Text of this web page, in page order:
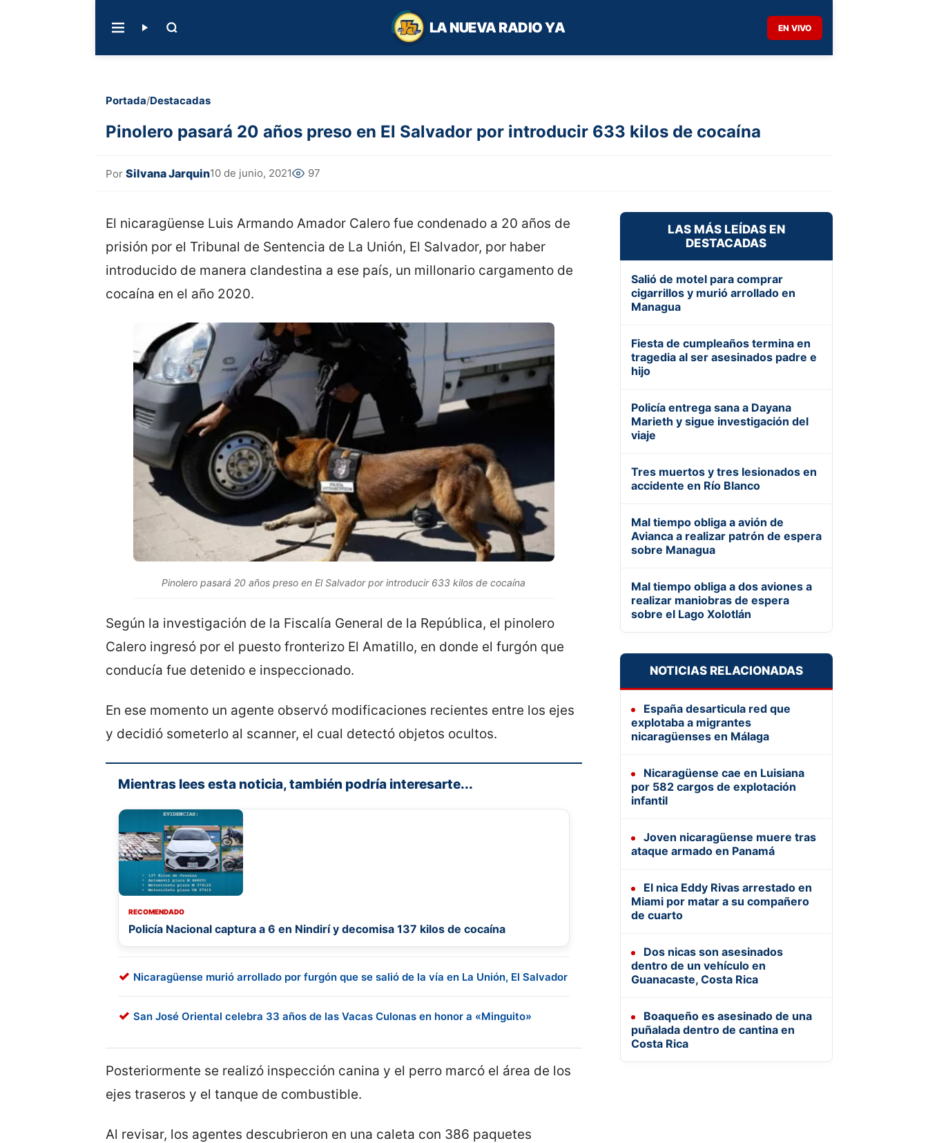
LA NUEVA RADIO YA EN VIVO
Portada/Destacadas
Pinolero pasará 20 años preso en El Salvador por introducir 633 kilos de cocaína
Por Silvana Jarquin10 de junio, 2021 97
El nicaragüense Luis Armando Amador Calero fue condenado a 20 años de
prisión por el Tribunal de Sentencia de La Unión, El Salvador, por haber
introducido de manera clandestina a ese país, un millonario cargamento de
cocaína en el año 2020.
Pinolero pasará 20 años preso en El Salvador por introducir 633 kilos de cocaína
Según la investigación de la Fiscalía General de la República, el pinolero
Calero ingresó por el puesto fronterizo El Amatillo, en donde el furgón que
conducía fue detenido e inspeccionado.
En ese momento un agente observó modificaciones recientes entre los ejes
y decidió someterlo al scanner, el cual detectó objetos ocultos.
Mientras lees esta noticia, también podría interesarte...
RECOMENDADO
Policía Nacional captura a 6 en Nindirí y decomisa 137 kilos de cocaína
Nicaragüense murió arrollado por furgón que se salió de la vía en La Unión, El Salvador
San José Oriental celebra 33 años de las Vacas Culonas en honor a «Minguito»
Posteriormente se realizó inspección canina y el perro marcó el área de los
ejes traseros y el tanque de combustible.
Al revisar, los agentes descubrieron en una caleta con 386 paquetes
LAS MÁS LEÍDAS EN
DESTACADAS
Salió de motel para comprar
cigarrillos y murió arrollado en
Managua
Fiesta de cumpleaños termina en
tragedia al ser asesinados padre e
hijo
Policía entrega sana a Dayana
Marieth y sigue investigación del
viaje
Tres muertos y tres lesionados en
accidente en Río Blanco
Mal tiempo obliga a avión de
Avianca a realizar patrón de espera
sobre Managua
Mal tiempo obliga a dos aviones a
realizar maniobras de espera
sobre el Lago Xolotlán
NOTICIAS RELACIONADAS
España desarticula red que
explotaba a migrantes
nicaragüenses en Málaga
Nicaragüense cae en Luisiana
por 582 cargos de explotación
infantil
Joven nicaragüense muere tras
ataque armado en Panamá
El nica Eddy Rivas arrestado en
Miami por matar a su compañero
de cuarto
Dos nicas son asesinados
dentro de un vehículo en
Guanacaste, Costa Rica
Boaqueño es asesinado de una
puñalada dentro de cantina en
Costa Rica